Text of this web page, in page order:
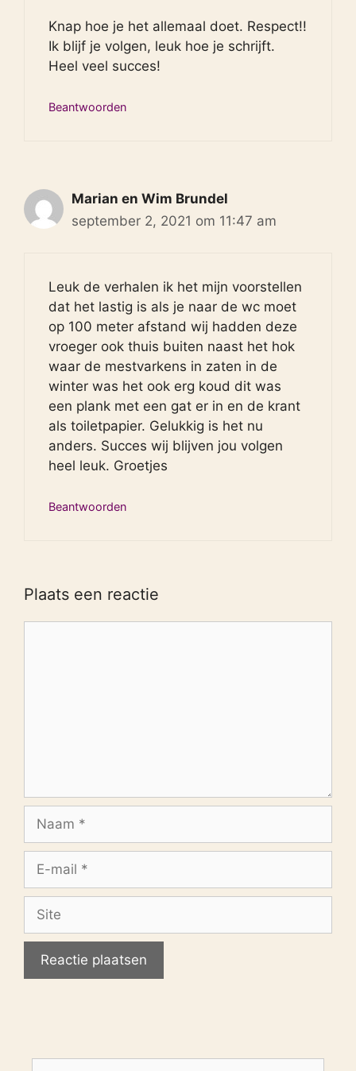
Knap hoe je het allemaal doet. Respect!!
Ik blijf je volgen, leuk hoe je schrijft.
Heel veel succes!
Beantwoorden
Marian en Wim Brundel
september 2, 2021 om 11:47 am
Leuk de verhalen ik het mijn voorstellen
dat het lastig is als je naar de wc moet
op 100 meter afstand wij hadden deze
vroeger ook thuis buiten naast het hok
waar de mestvarkens in zaten in de
winter was het ook erg koud dit was
een plank met een gat er in en de krant
als toiletpapier. Gelukkig is het nu
anders. Succes wij blijven jou volgen
heel leuk. Groetjes
Beantwoorden
Plaats een reactie
Naam
Site